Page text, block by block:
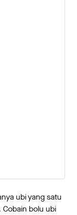
ubi yang satu
Cobain bolu ubi